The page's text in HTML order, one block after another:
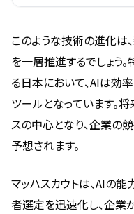
このような技術の進化は
を一層推進するでしょう
る日本において、AIは効
ツールとなっています。
スの中心となり、企業の
予想されます。
マッハスカウトは、AIの
者選定を迅速化し、企業